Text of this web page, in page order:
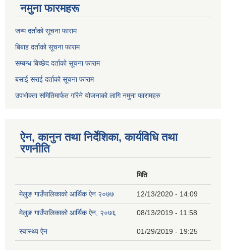
नमुना फारमहरू
जन्म दर्ताको सूचना फाराम
बिबाह दर्ताको सूचना फाराम
सम्बन्ध बिच्छेद दर्ताको सूचना फाराम
बसाई सराई दर्ताको सूचना फाराम
उपभोक्ता समितिमार्फत गरिने योजनाको लागि नमुना फारामहरु
ऐन, कानुन तथा निर्देशिका, कार्यविधि तथा
रणनीति
मिति
मेलुङ गाउँपालिकाको आर्थिक ऐन २०७७ 12/13/2020 - 14:09
मेलुङ गाउँपालिकाको आर्थिक ऐन, २०७६ 08/13/2019 - 11:58
स्वास्थ्य ऐन 01/29/2019 - 19:25